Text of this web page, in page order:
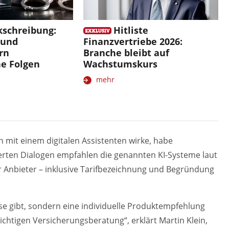
Folgen
Hitliste
Finanzvertriebe 2026:
Branche bleibt auf
Wachstumskurs
mehr
mit einem digitalen Assistenten wirke, habe
Dialogen empfahlen die genannten KI-Systeme laut
– inklusive Tarifbezeichnung und Begründung
gibt, sondern eine individuelle Produktempfehlung
Versicherungsberatung“, erklärt Martin Klein,